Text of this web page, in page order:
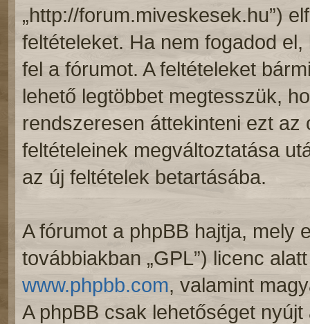
„http://forum.miveskesek.hu”)
feltételeket. Ha nem fogadod
fel a fórumot. A feltételeket
lehető legtöbbet megtesszük,
rendszeresen áttekinteni ezt
feltételeinek megváltoztatása
az új feltételek betartásába.
A fórumot a phpBB hajtja, mely
továbbiakban „GPL”) licenc
www.phpbb.com, valamint
A phpBB csak lehetőséget